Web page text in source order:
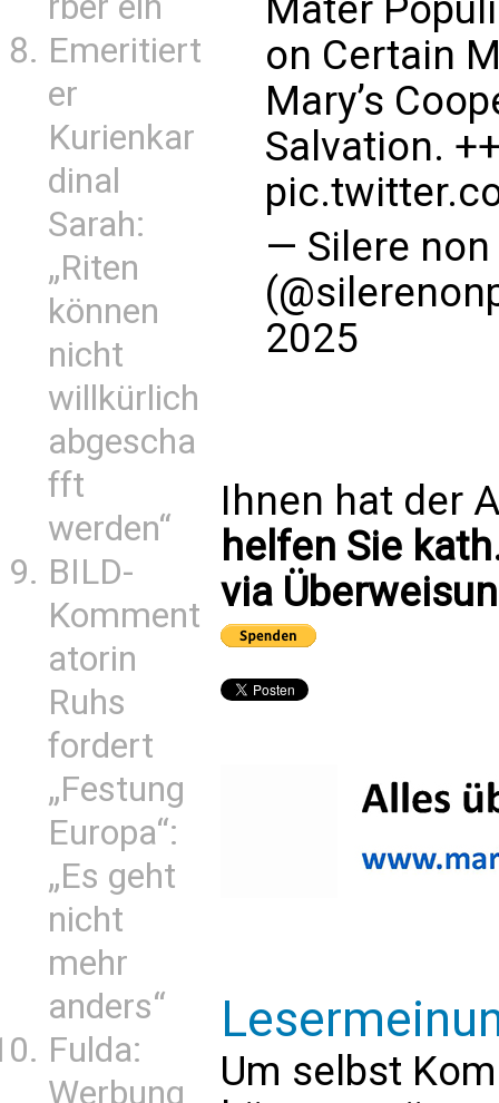
Emeritiert
er
Kurienkar
dinal
Sarah:
„Riten
können
nicht
willkürlich
abgescha
fft
werden“
BILD-
Komment
atorin
Ruhs
fordert
„Festung
Europa“:
„Es geht
nicht
mehr
anders“
Fulda:
Werbung
on Certain
Mary’s
Salvation.
— Silere
2025
Ihnen hat der
helfen Sie
via
Um selbst